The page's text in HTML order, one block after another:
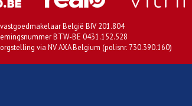
België BIV 201.804
BTW-BE 0431.152.528
via NV AXA Belgium (polisnr. 730.390.160)